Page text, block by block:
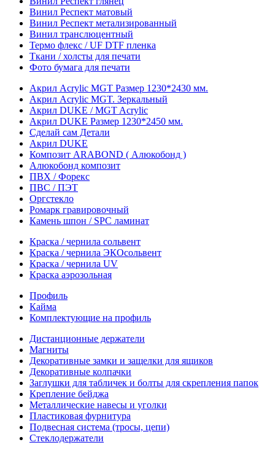
Винил Респект матовый
Винил Респект метализированный
Винил транслюцентный
Термо флекс / UF DTF пленка
Ткани / холсты для печати
Фото бумага для печати
Акрил Acrylic MGT Размер 1230*2430 мм.
Акрил Acrylic MGT. Зеркальный
Акрил DUKE / MGT Acrylic
Акрил DUKE Размер 1230*2450 мм.
Сделай сам Детали
Акрил DUKE
Композит ARABOND ( Алюкобонд )
Алюкобонд композит
ПВХ / Форекс
ПВС / ПЭТ
Оргстекло
Ромарк гравировочный
Камень шпон / SPC ламинат
Краска / чернила сольвент
Краска / чернила ЭКОсольвент
Краска / чернила UV
Краска аэрозольная
Профиль
Кайма
Комплектующие на профиль
Дистанционные держатели
Магниты
Декоративные замки и защелки для ящиков
Декоративные колпачки
Заглушки для табличек и болты для скрепления папок
Крепление бейджа
Металлические навесы и уголки
Пластиковая фурнитура
Подвесная система (тросы, цепи)
Стеклодержатели